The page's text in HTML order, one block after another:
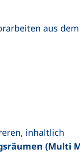
aus
inhaltlich
(Multi